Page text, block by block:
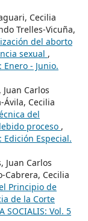
Cecilia
Trelles-Vicuña,
del aborto
sexual ,
Enero - Junio.
Carlos
Ávila, Cecilia
del
proceso ,
Edición Especial.
Juan Carlos
Cabrera, Cecilia
Principio de
de la Corte
SOCIALIS: Vol. 5